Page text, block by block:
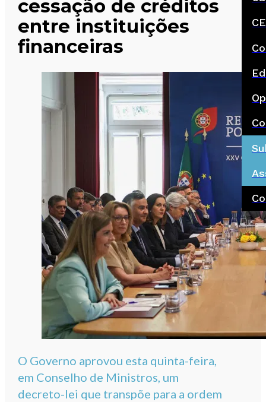
cessação de créditos
entre instituições
financeiras
O Governo aprovou esta quinta-feira,
em Conselho de Ministros, um
decreto-lei que transpõe para a ordem